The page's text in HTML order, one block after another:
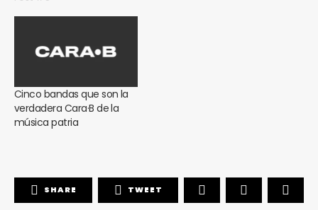
Cinco bandas que son la
verdadera Cara·B de la
música patria
SHARE TWEET